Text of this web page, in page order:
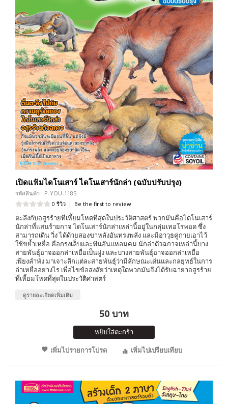
เปิดแฟ้มไดโนเสาร์ ไดโนเสาร์นักล่า (ฉบับปรับปรุง)
รหัสสินค้า : P-YOU-1185
0 รีวิว | Be the first to review
ตะลึงกับอสูรร้ายที่เหี้ยมโหดที่สุดในประวัติศาสตร์ พวกมันคือไดโนเสาร์
นักล่าที่แสนร้ายกาจ ไดโนเสาร์นักล่าเหล่านี้อยู่ในกลุ่มเทอโรพอด ซึ่ง
สามารถเดิน วิ่ง ได้ด้วยสองขาหลังอันทรงพลัง และมีอาวุธคู่กายเอาไว้
ใช้ขย้ำเหยื่อ คือกรงเล็บและฟันอันแหลมคม นักล่าตัวฉกาจเหล่านี้บาง
สายพันธุ์อาจออกล่าเหยื่อเป็นฝูง และบางสายพันธุ์อาจออกล่าเหยื่อ
เพียงลำพัง มาเจาะลึกแต่ละสายพันธุ์ว่ามีลักษณะเด่นและกลยุทธ์ในการ
ล่าเหยื่ออย่างไร เพื่อไขข้อสงสัยว่าเหตุใดพวกมันจึงได้รับฉายาอสูรร้าย
ที่เหี้ยมโหดที่สุดในประวัติศาสตร์
ดูรายละเอียดเพิ่มเติม
50 บาท
หยิบใส่ตะกร้า
เพิ่มไปรายการโปรด
เพิ่มไปเปรียบเทียบ